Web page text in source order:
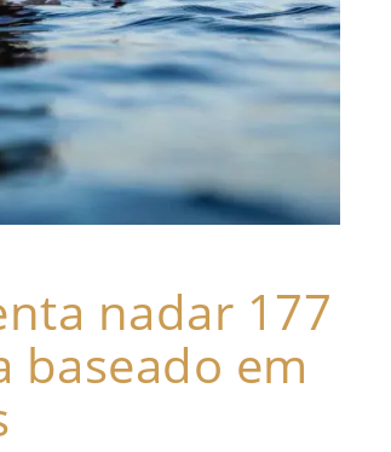
nadar 177
baseado em